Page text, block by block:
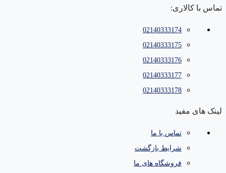
تماس با کالاری:
02140333174
02140333175
02140333176
02140333177
02140333178
لینک های مفید
تماس با ما
شرایط بازگشت
فروشگاه های ما